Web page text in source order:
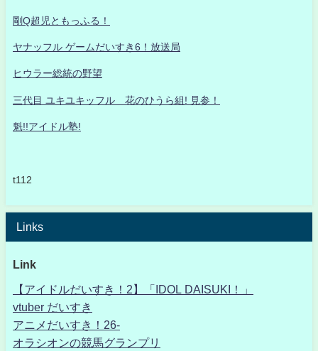
剛Q超児ともっふる！
ヤナッフル ゲームだいすき6！放送局
ヒウラー総統の野望
三代目 ユキユキッフル 花のひうら組! 見参！
魁!!アイドル塾!
t112
Links
Link
【アイドルだいすき！2】「IDOL DAISUKI！」
vtuber だいすき
アニメだいすき！26-
オラシオンの競馬グランプリ